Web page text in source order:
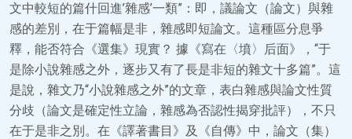
文中較短的篇什回進’雜感’一類”：即，議論文（論文）與雜
感的差別，在于篇幅是非，雜感即短論文。這種區分息爭
釋，能否符合《選集》現實？ 據《寫在〈墳〉后面》，“于
是除小說雜感之外，逐步又有了長是非短的雜文十多篇”。這
是說，雜文乃“小說雜感之外”的文章，表白雜感與論文性質
分歧（論文是確定性立論，雜感為否認性揭穿批評），不只
在于是非之別。在《譯著書目》及《自傳》中，論文（集）